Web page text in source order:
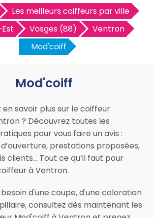
Les meilleurs coiffeurs par ville
Vosges (88)
Ventron
Mod'coiff
Mod'coiff
en savoir plus sur le coiffeur
? Découvrez toutes les
pour vous faire un avis :
prestations proposées,
clients… Tout ce qu’il faut pour
à Ventron.
d'une coupe, d'une coloration
consultez dès maintenant les